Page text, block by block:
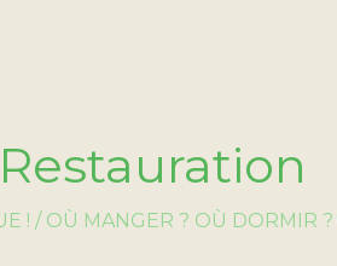
Restauration
! / OÙ MANGER ? OÙ DORMIR ?